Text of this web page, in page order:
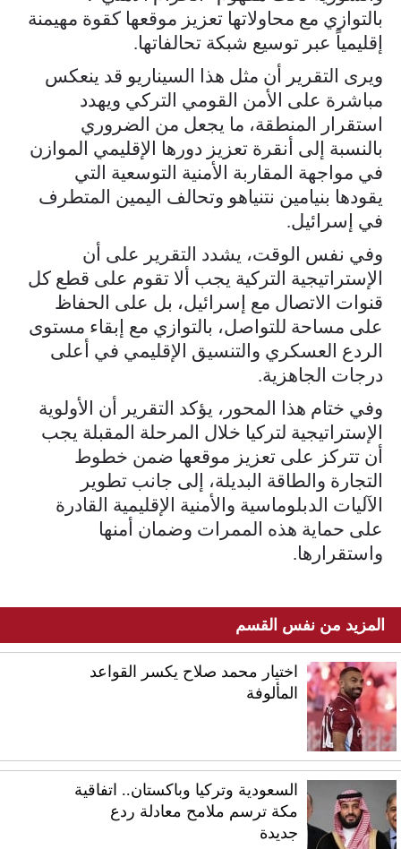
بالتوازي مع محاولاتها تعزيز موقعها كقوة مهيمنة
إقليمياً عبر توسيع شبكة تحالفاتها.
ويرى التقرير أن مثل هذا السيناريو قد ينعكس
مباشرة على الأمن القومي التركي ويهدد
استقرار المنطقة، ما يجعل من الضروري
بالنسبة إلى أنقرة تعزيز دورها الإقليمي الموازن
في مواجهة المقاربة الأمنية التوسعية التي
يقودها بنيامين نتنياهو وتحالف اليمين المتطرف
في إسرائيل.
وفي نفس الوقت، يشدد التقرير على أن
الإستراتيجية التركية يجب ألا تقوم على قطع كل
قنوات الاتصال مع إسرائيل، بل على الحفاظ
على مساحة للتواصل، بالتوازي مع إبقاء مستوى
الردع العسكري والتنسيق الإقليمي في أعلى
درجات الجاهزية.
وفي ختام هذا المحور، يؤكد التقرير أن الأولوية
الإستراتيجية لتركيا خلال المرحلة المقبلة يجب
أن تتركز على تعزيز موقعها ضمن خطوط
التجارة والطاقة البديلة، إلى جانب تطوير
الآليات الدبلوماسية والأمنية الإقليمية القادرة
على حماية هذه الممرات وضمان أمنها
واستقرارها.
المزيد من نفس القسم
اختيار محمد صلاح يكسر القواعد
المألوفة
السعودية وتركيا وباكستان.. اتفاقية
مكة ترسم ملامح معادلة ردع
جديدة